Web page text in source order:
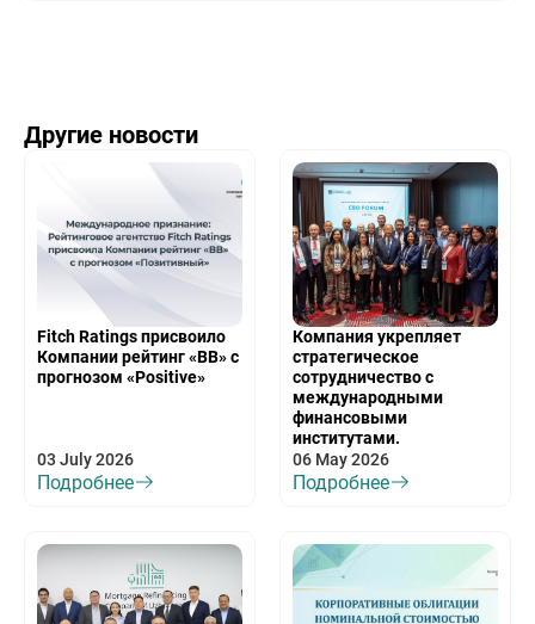
Другие новости
Fitch Ratings присвоило
Компании рейтинг «BB» с
прогнозом «Positive»
03 July 2026
Подробнее
Компания укрепляет
стратегическое
сотрудничество с
международными
финансовыми
институтами.
06 May 2026
Подробнее